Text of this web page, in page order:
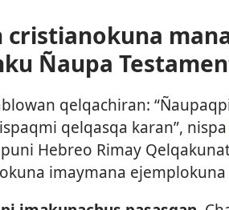
cristianokuna
Ñaupa
qelqachiran:
qelqasqa karan”, nispa
Hebreo Rimay
imaymana